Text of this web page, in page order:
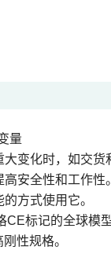
变量
变化时，如交货
安全性和工作性
方式使用它。
CE标记的全球模
性规格。